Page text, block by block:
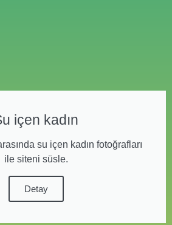
içen kadın
su içen kadın fotoğrafları
ile siteni süsle.
Detay